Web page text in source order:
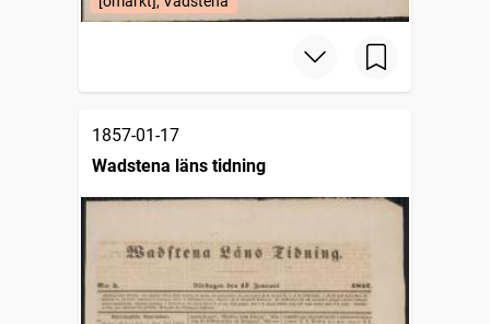
1857-01-17
Wadstena läns tidning